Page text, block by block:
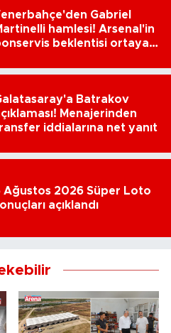
Gabriel
hamlesi! Arsenal'in
beklentisi ortaya
Batrakov
Menajerinden
iddialarına net yanıt
Ağustos 2026 Süper Loto
açıklandı